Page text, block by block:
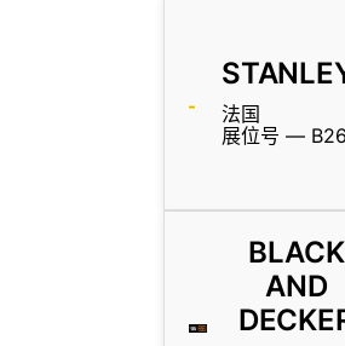
法国
展位号 — B26
BLACK
AND